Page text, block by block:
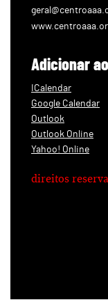
Adicionar
ICalendar
Google Calendar
Outlook
Outlook Online
Yahoo! Online
direitos